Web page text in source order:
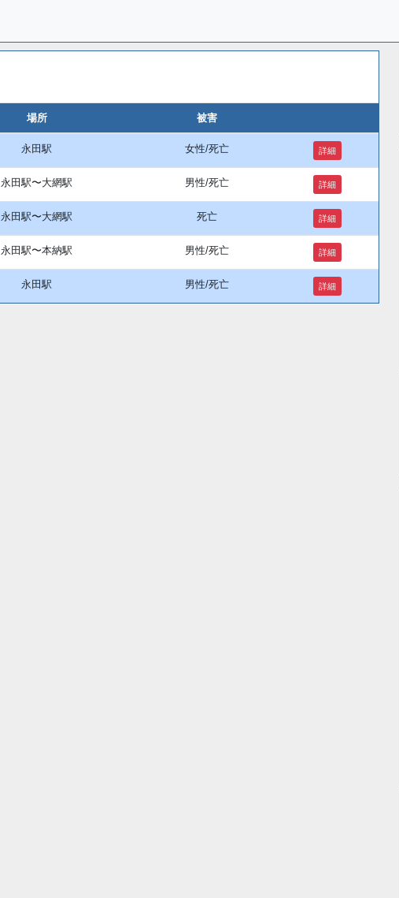
場所 被害
永田駅 女性/死亡 詳細
永田駅〜大網駅 男性/死亡 詳細
永田駅〜大網駅 死亡 詳細
永田駅〜本納駅 男性/死亡 詳細
永田駅 男性/死亡 詳細